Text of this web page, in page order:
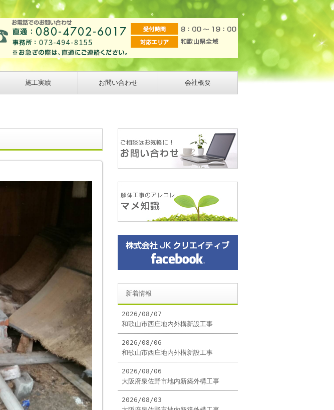
施工実績 お問い合わせ 会社概要
新着情報
2026/08/07
和歌山市西庄地内外構新設工事
2026/08/06
和歌山市西庄地内外構新設工事
2026/08/06
大阪府泉佐野市地内新築外構工事
2026/08/03